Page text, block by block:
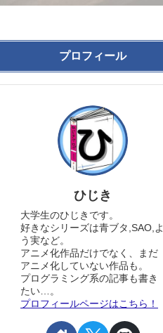
プロフィール
ひじき
大学生のひじきです。
好きなシリーズは青ブタ,SAO,よ
う実など。
アニメ化作品だけでなく、まだ
アニメ化していない作品も。
プログラミング系の記事も書き
たい…。
プロフィールページはこちら！